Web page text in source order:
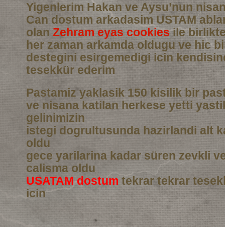
Yigenlerim Hakan ve Aysu’nun
Can dostum arkadasim USTAM
olan Zehram eyas cookiesile
her zaman arkamda oldugu ve hic
destegini esirgemedigi icin
tesekkür ederim
Pastamiz yaklasik 150 kisilik bir
ve nisana katilan herkese yetti
gelinimizin
istegi dogrultusunda hazirlandi alt
oldu
gece yarilarina kadar süren zevkli
calisma oldu
USATAM dostum tekrar tekrar
icin